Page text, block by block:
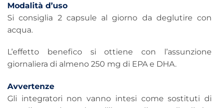
Modalità d’uso
Si consiglia 2 capsule al giorno da deglutire con
acqua.
L’effetto benefico si ottiene con l’assunzione
giornaliera di almeno 250 mg di EPA e DHA.
Avvertenze
Gli integratori non vanno intesi come sostituti di